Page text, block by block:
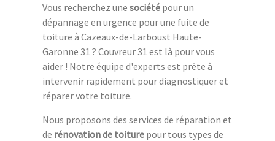
Vous recherchez une société pour un
dépannage en urgence pour une fuite de
toiture à Cazeaux-de-Larboust Haute-
Garonne 31 ? Couvreur 31 est là pour vous
aider ! Notre équipe d'experts est prête à
intervenir rapidement pour diagnostiquer et
réparer votre toiture.
Nous proposons des services de réparation et
de rénovation de toiture pour tous types de